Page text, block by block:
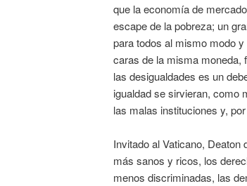
que la economía de
escape de la pobreza; un
para todos al mismo modo
caras de la misma moneda,
las desigualdades es un
igualdad se sirvieran, como
las malas instituciones y,
Invitado al Vaticano,
más sanos y ricos, los
menos discriminadas, las